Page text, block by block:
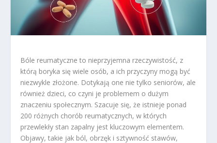
Bóle reumatyczne to nieprzyjemna rzeczywistość, z
którą boryka się wiele osób, a ich przyczyny mogą być
niezwykle złożone. Dotykają one nie tylko seniorów, ale
również dzieci, co czyni je problemem o dużym
znaczeniu społecznym. Szacuje się, że istnieje ponad
200 różnych chorób reumatycznych, w których
przewlekły stan zapalny jest kluczowym elementem.
Objawy, takie jak ból, obrzęk i sztywność stawów,